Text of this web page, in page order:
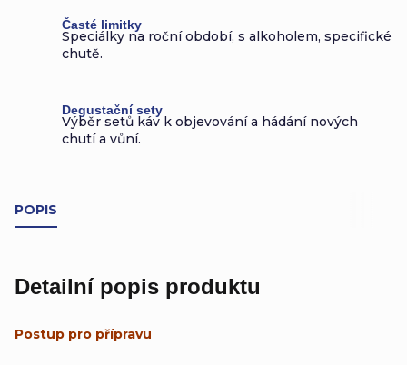
Časté limitky
Speciálky na roční období, s alkoholem, specifické
chutě.
Degustační sety
Výběr setů káv k objevování a hádání nových
chutí a vůní.
POPIS
Detailní popis produktu
Postup pro přípravu